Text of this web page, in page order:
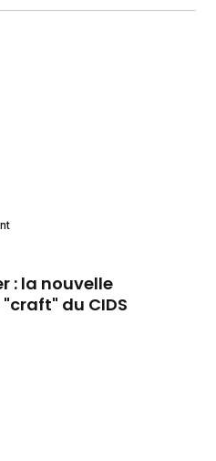
: la nouvelle
du CIDS